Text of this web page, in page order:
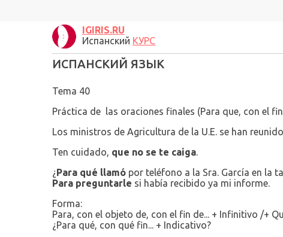
IGIRIS.RU
Испанский КУРС
ИСПАНСКИЙ ЯЗЫК
Tema 40
Práctica de las oraciones finales (Para que, con el
Los ministros de Agricultura de la U.E. se han
Ten cuidado, que no se te caiga.
¿Para qué llamó por teléfono a la Sra. García en la
Para preguntarle si había recibido ya mi informe.
Forma:
Para, con el objeto de, con el fin de... + Infinitivo /+
¿Para qué, con qué fin... + Indicativo?